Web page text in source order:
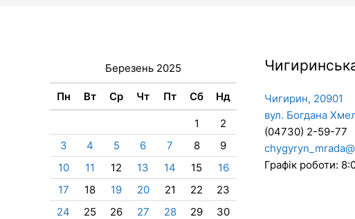
Березень 2025
Пн Вт Ср Чт Пт Сб Нд
1
2
3
4 5 6 7 8
9
10
11 12 13 14 15
16
17
18 19 20 21 22
23
24
25 26 27 28 29
30
Чигирин, 20901
вул. Богдана
(04730) 2-59-77
Графік роботи: